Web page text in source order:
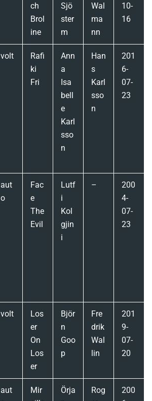
ch
Brol
ine
Sjö
ster
m
Wal
ma
nn
10-
16
volt
Rafi
ki
Fri
Ann
a
Isa
bell
e
Karl
sso
n
Han
s
Karl
sso
n
201
6-
07-
23
aut
o
Fac
e
The
Evil
Lutf
i
Kol
gjin
i
–
200
4-
07-
23
volt
Los
er
On
Los
er
Björ
n
Goo
p
Fre
drik
Wal
lin
201
9-
07-
20
aut
Mir
Örja
Rog
200